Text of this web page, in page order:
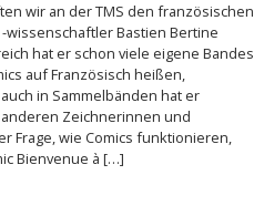
wir an der TMS den französischen
wissenschaftler Bastien Bertine
hat er schon viele eigene Bandes
auf Französisch heißen,
in Sammelbänden hat er
Zeichnerinnen und
Frage, wie Comics funktionieren,
Bienvenue à […]